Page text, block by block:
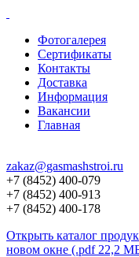
Фотогалерея
Сертификаты
Контакты
Доставка
Информация
Вакансии
Главная
zakaz@gasmashstroi.ru
+7 (8452) 400-079
+7 (8452) 400-913
+7 (8452) 400-178
Открыть каталог
новом окне (.pdf 22,2